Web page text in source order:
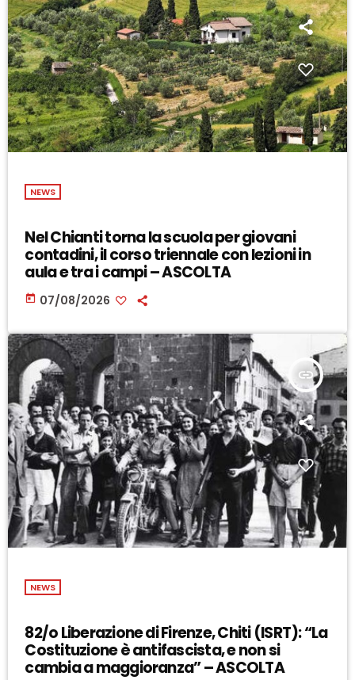
NEWS
Nel Chianti torna la scuola per giovani
contadini, il corso triennale con lezioni in
aula e tra i campi – ASCOLTA
today 07/08/2026
insert_link
NEWS
82/o Liberazione di Firenze, Chiti (ISRT): “La
Costituzione è antifascista, e non si
cambia a maggioranza” – ASCOLTA